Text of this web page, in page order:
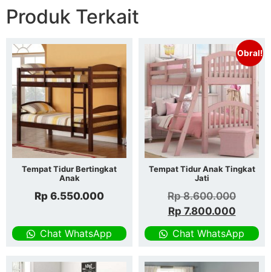
Produk Terkait
Tempat Tidur Bertingkat
Anak
Rp 6.550.000
Chat WhatsApp
Obral!
Tempat Tidur Anak Tingkat
Jati
Rp8.600.000
Rp 7.800.000
Chat WhatsApp